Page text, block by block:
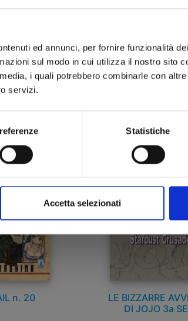
ed annunci, per fornire funzionalità
sul modo in cui utilizza il nostro sito
i quali potrebbero combinarle con
servizi.
Statistiche
Accetta selezionati
EDITION n.
14/04/
n. 20
LE BIZZARRE
DI JOJO 3a